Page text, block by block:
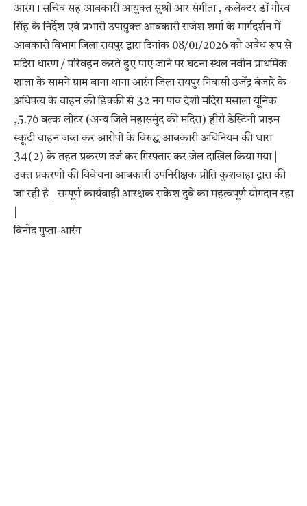
आरंग। सचिव सह आबकारी आयुक्त सुश्री आर संगीता , कलेक्टर डॉ गौरव
सिंह के निर्देश एवं प्रभारी उपायुक्त आबकारी राजेश शर्मा के मार्गदर्शन में
आबकारी विभाग जिला रायपुर द्वारा दिनांक 08/01/2026 को अवैध रूप से
मदिरा धारण / परिवहन करते हुए पाए जाने पर घटना स्थल नवीन प्राथमिक
शाला के सामने ग्राम बाना थाना आरंग जिला रायपुर निवासी उजेंद्र बंजारे के
अधिपत्य के वाहन की डिक्की से 32 नग पाव देशी मदिरा मसाला यूनिक
,5.76 बल्क लीटर (अन्य जिले महासमुंद की मदिरा) हीरो डेस्टिनी प्राइम
स्कूटी वाहन जब्त कर आरोपी के विरुद्ध आबकारी अधिनियम की धारा
34(2) के तहत प्रकरण दर्ज कर गिरफ्तार कर जेल दाखिल किया गया |
उक्त प्रकरणों की विवेचना आबकारी उपनिरीक्षक प्रीति कुशवाहा द्वारा की
जा रही है | सम्पूर्ण कार्यवाही आरक्षक राकेश दुबे का महत्वपूर्ण योगदान रहा
विनोद गुप्ता-आरंग